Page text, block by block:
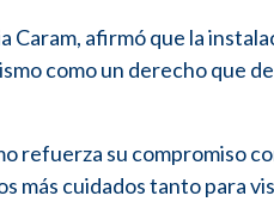
Caram, afirmó que la
como un derecho que
refuerza su compromiso
más cuidados tanto para